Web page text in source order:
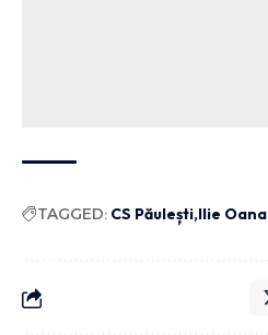
TAGGED: CS Păulești Ilie Oana